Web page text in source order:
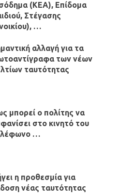
(ΚΕΑ), Επίδομα
Στέγασης
…
αλλαγή για τα
των νέων
ταυτότητας
μπορεί ο πολίτης να
στο κινητό του
…
η προθεσμία για
νέας ταυτότητας